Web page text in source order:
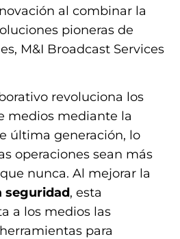
al combinar la
pioneras de
M&I Broadcast Services
revoluciona los
medios mediante la
última generación, lo
operaciones sean más
nunca. Al mejorar la
seguridad, esta
a los medios las
para